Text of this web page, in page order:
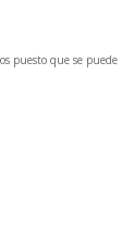
puesto que se puede